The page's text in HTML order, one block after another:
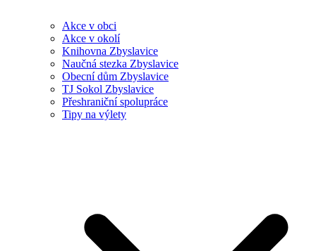
Akce v obci
Akce v okolí
Knihovna Zbyslavice
Naučná stezka Zbyslavice
Obecní dům Zbyslavice
TJ Sokol Zbyslavice
Přeshraniční spolupráce
Tipy na výlety